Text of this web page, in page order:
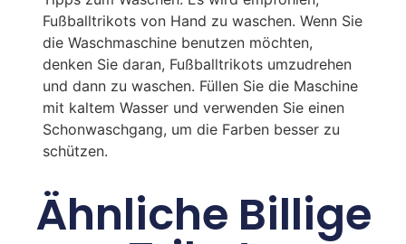
Fußballtrikots von Hand zu waschen. Wenn Sie
die Waschmaschine benutzen möchten,
denken Sie daran, Fußballtrikots umzudrehen
und dann zu waschen. Füllen Sie die Maschine
mit kaltem Wasser und verwenden Sie einen
Schonwaschgang, um die Farben besser zu
schützen.
Ähnliche Billige